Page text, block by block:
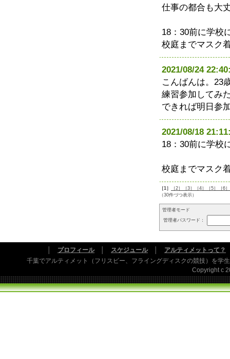
仕事の都合も大
18：30前に学校
校庭までマスク
2021/08/24
こんばんは。23
練習参加してみ
できれば明日参
2021/08/18
18：30前に学校
校庭までマスク
［1］ ［2］ ［3］ ［4］ ［5］
［6］
（30件づつ表示）
管理者モード
管理者パスワード：
プロフィール│ スケジュール│ アルティメットって？
千葉でアルティメット（フリスビー、フライングディスクの競技）を学
Copyright c